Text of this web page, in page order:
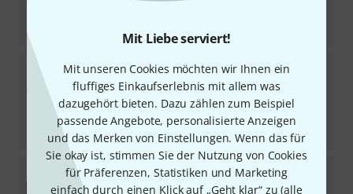
Mit Liebe serviert!
Mit unseren Cookies möchten wir Ihnen ein
fluffiges Einkaufserlebnis mit allem was
dazugehört bieten. Dazu zählen zum Beispiel
passende Angebote, personalisierte Anzeigen
und das Merken von Einstellungen. Wenn das für
Sie okay ist, stimmen Sie der Nutzung von Cookies
für Präferenzen, Statistiken und Marketing
einfach durch einen Klick auf „Geht klar“ zu (alle
BlackstarHT-20RH MKIII
1
Sofort lieferbar
729 €
UVP: 879 €
-17%
BlackstarHT-20R MKIII Valve Combo
1